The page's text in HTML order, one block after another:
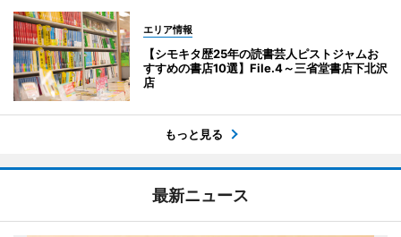
エリア情報
【シモキタ歴25年の読書芸人ピストジャムお
すすめの書店10選】File.4～三省堂書店下北沢
店
もっと見る
最新ニュース